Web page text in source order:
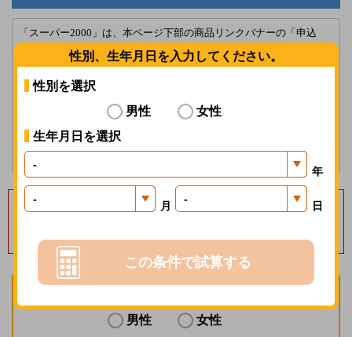
性別、生年月日を入力してください。
性別を選択
男性
女性
生年月日を選択
年
月 日
この条件で試算する
「スーパー2000」は、本ページ下部の商品リンクバナーの「申込
み」からお進みください。
「楽天生命スーパー医療保険」における入院給付金日額1,000円の新
規申込みの受付停止について
ブラウザの[戻る]を使用しないでください。選択したプランが正しく
毎月保険料１％分の
募集経費の削減効果等を楽天会員に還元する制度で、一定の条件があります。
男性
女性